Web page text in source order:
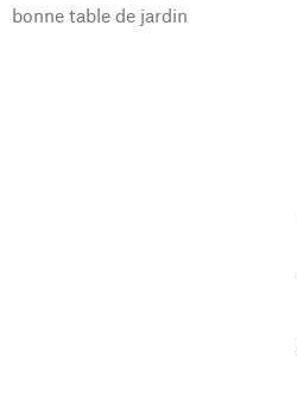
bonne table de jardin